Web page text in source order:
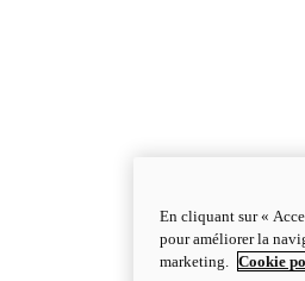
En cliquant sur «
pour améliorer la
marketing.
Cookie